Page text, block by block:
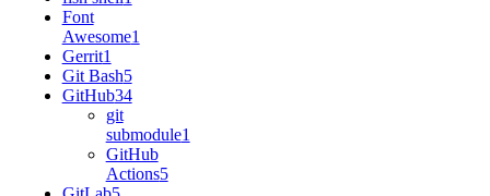
Font
Awesome1
Gerrit1
Git Bash5
GitHub34
git
submodule1
GitHub
Actions5